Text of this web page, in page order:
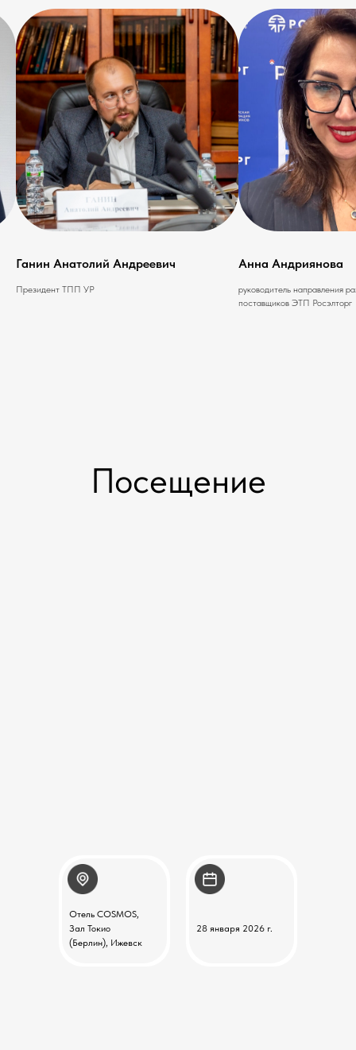
Анна Андриянова
руководитель направления развития
Николай
партнер Цифровых
Систем
Посещение
Отель COSMOS,
Зал Токио
(Берлин), Ижевск
28 января 2026 г.